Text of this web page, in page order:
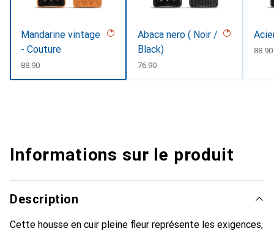
Mandarine vintage
- Couture
CHF
88.90
Abaca nero ( Noir /
Black)
CHF
76.90
CHF
88.90
Informations sur le produit
Description
Cette housse en cuir pleine fleur représente les exigences,